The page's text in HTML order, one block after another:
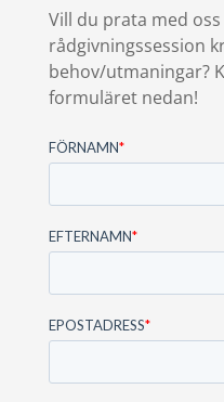
Vill du prata med
rådgivningssession
behov/utmaningar?
formuläret nedan!